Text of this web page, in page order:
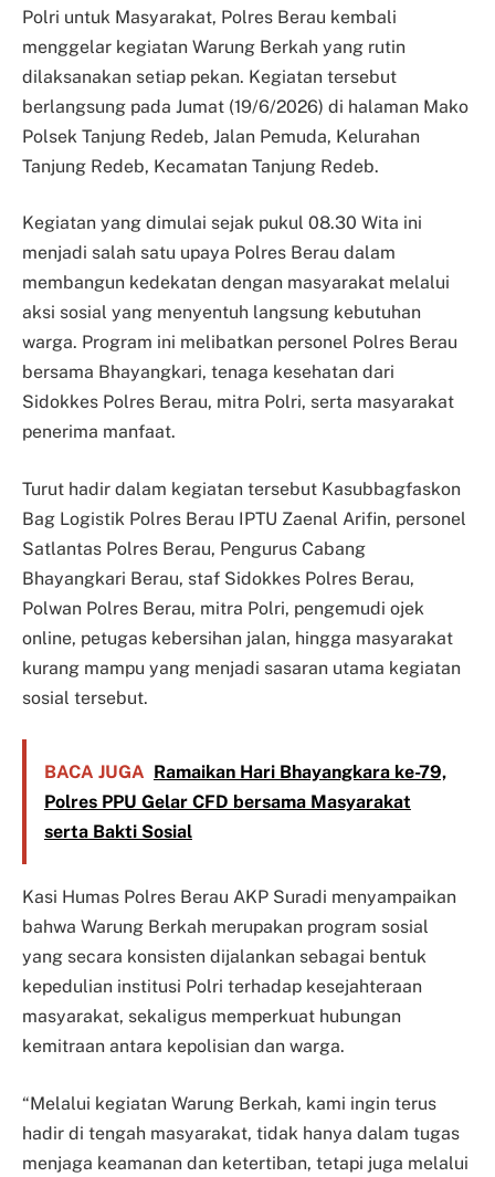
Polri untuk Masyarakat, Polres Berau kembali
menggelar kegiatan Warung Berkah yang rutin
dilaksanakan setiap pekan. Kegiatan tersebut
berlangsung pada Jumat (19/6/2026) di halaman Mako
Polsek Tanjung Redeb, Jalan Pemuda, Kelurahan
Tanjung Redeb, Kecamatan Tanjung Redeb.
Kegiatan yang dimulai sejak pukul 08.30 Wita ini
menjadi salah satu upaya Polres Berau dalam
membangun kedekatan dengan masyarakat melalui
aksi sosial yang menyentuh langsung kebutuhan
warga. Program ini melibatkan personel Polres Berau
bersama Bhayangkari, tenaga kesehatan dari
Sidokkes Polres Berau, mitra Polri, serta masyarakat
penerima manfaat.
Turut hadir dalam kegiatan tersebut Kasubbagfaskon
Bag Logistik Polres Berau IPTU Zaenal Arifin, personel
Satlantas Polres Berau, Pengurus Cabang
Bhayangkari Berau, staf Sidokkes Polres Berau,
Polwan Polres Berau, mitra Polri, pengemudi ojek
online, petugas kebersihan jalan, hingga masyarakat
kurang mampu yang menjadi sasaran utama kegiatan
sosial tersebut.
BACA JUGA Ramaikan Hari Bhayangkara ke-79,
Polres PPU Gelar CFD bersama Masyarakat
serta Bakti Sosial
Kasi Humas Polres Berau AKP Suradi menyampaikan
bahwa Warung Berkah merupakan program sosial
yang secara konsisten dijalankan sebagai bentuk
kepedulian institusi Polri terhadap kesejahteraan
masyarakat, sekaligus memperkuat hubungan
kemitraan antara kepolisian dan warga.
“Melalui kegiatan Warung Berkah, kami ingin terus
hadir di tengah masyarakat, tidak hanya dalam tugas
menjaga keamanan dan ketertiban, tetapi juga melalui